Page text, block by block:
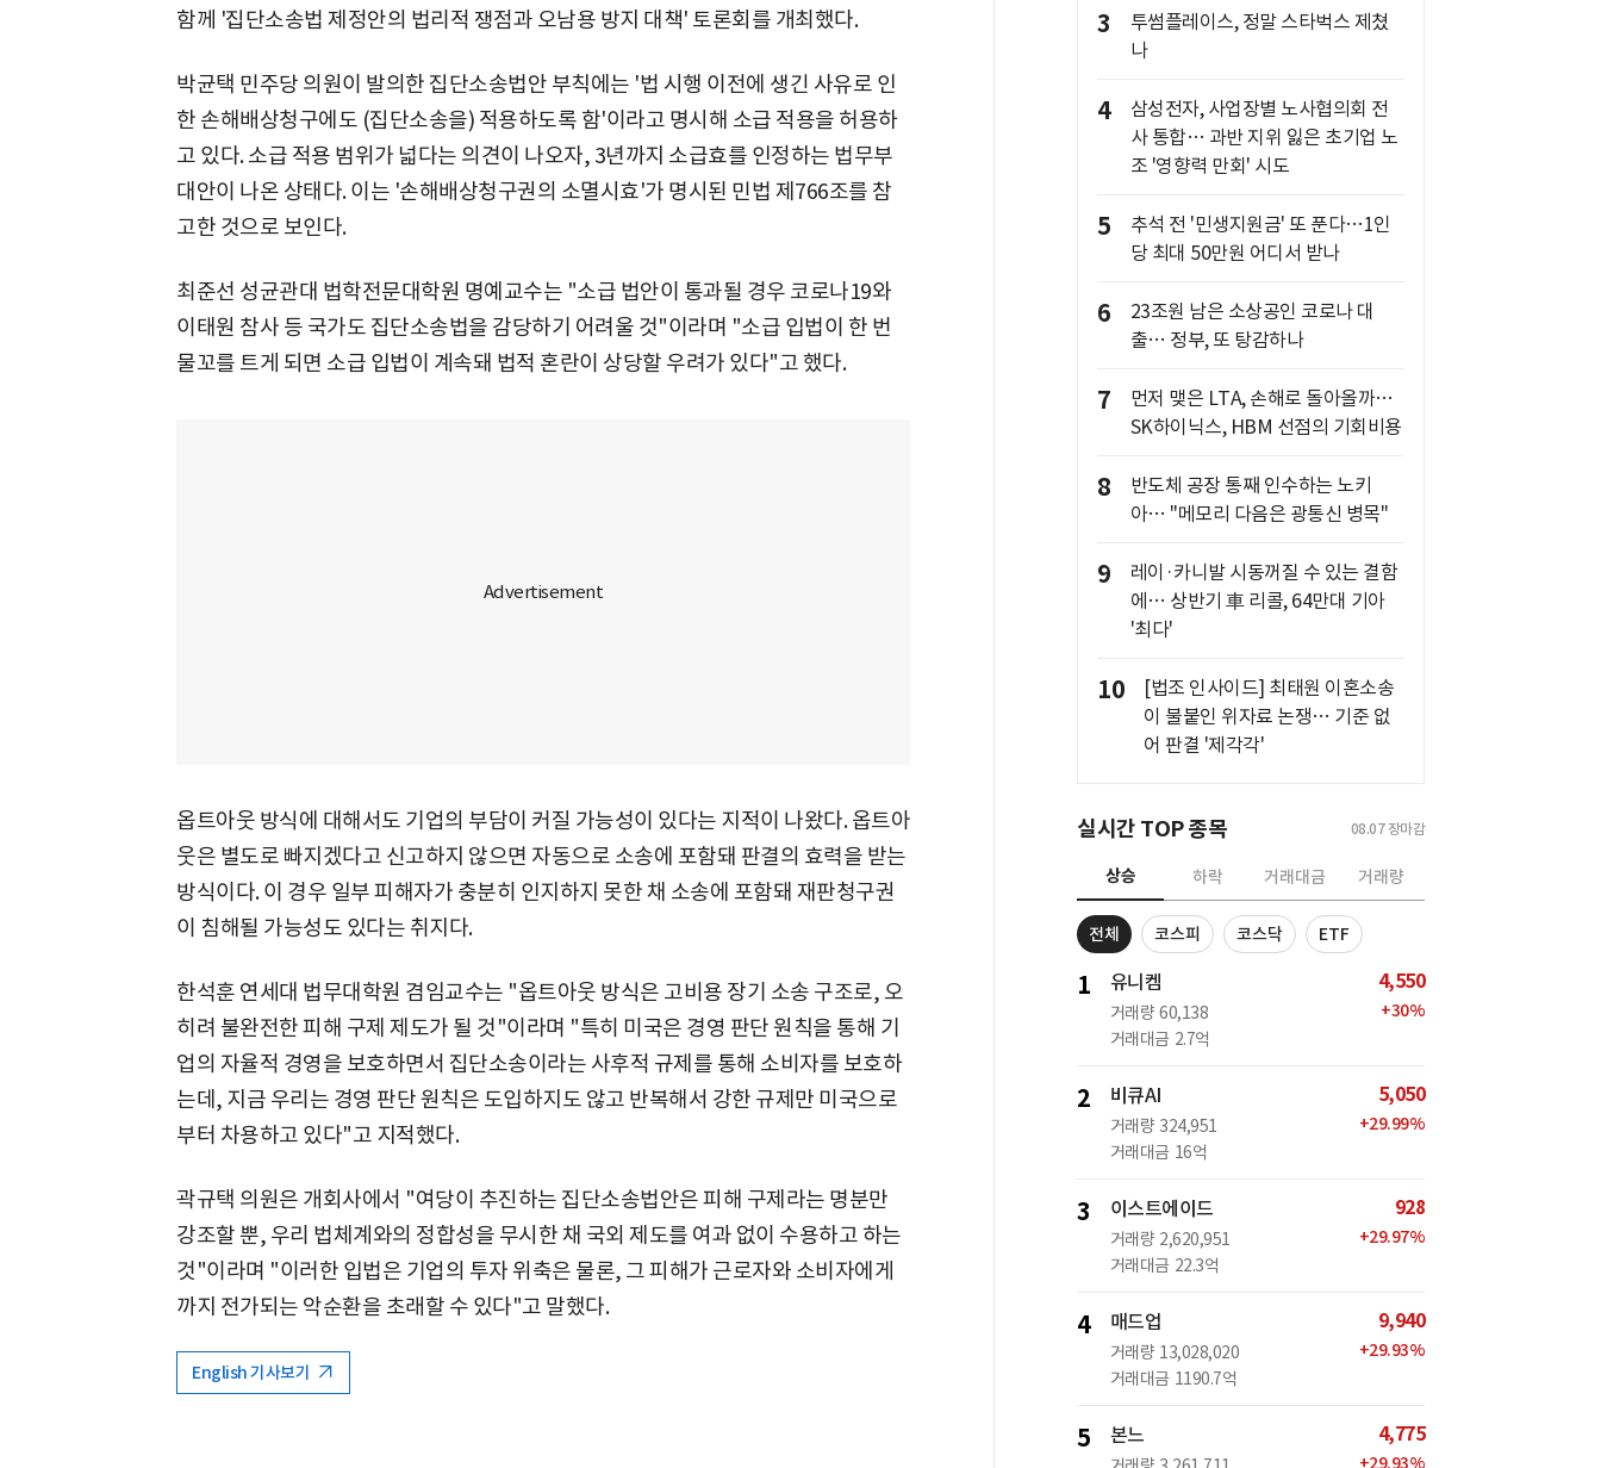
함께 '집단소송법 제정안의 법리적 쟁점과 오남용 방지 대책' 토론회를 개최했다.
박균택 민주당 의원이 발의한 집단소송법안 부칙에는 '법 시행 이전에 생긴 사유로 인
한 손해배상청구에도 (집단소송을) 적용하도록 함'이라고 명시해 소급 적용을 허용하
고 있다. 소급 적용 범위가 넓다는 의견이 나오자, 3년까지 소급효를 인정하는 법무부
대안이 나온 상태다. 이는 '손해배상청구권의 소멸시효'가 명시된 민법 제766조를 참
고한 것으로 보인다.
최준선 성균관대 법학전문대학원 명예교수는 "소급 법안이 통과될 경우 코로나19와
이태원 참사 등 국가도 집단소송법을 감당하기 어려울 것"이라며 "소급 입법이 한 번
물꼬를 트게 되면 소급 입법이 계속돼 법적 혼란이 상당할 우려가 있다"고 했다.
옵트아웃 방식에 대해서도 기업의 부담이 커질 가능성이 있다는 지적이 나왔다. 옵트아
웃은 별도로 빠지겠다고 신고하지 않으면 자동으로 소송에 포함돼 판결의 효력을 받는
방식이다. 이 경우 일부 피해자가 충분히 인지하지 못한 채 소송에 포함돼 재판청구권
이 침해될 가능성도 있다는 취지다.
한석훈 연세대 법무대학원 겸임교수는 "옵트아웃 방식은 고비용 장기 소송 구조로, 오
히려 불완전한 피해 구제 제도가 될 것"이라며 "특히 미국은 경영 판단 원칙을 통해 기
업의 자율적 경영을 보호하면서 집단소송이라는 사후적 규제를 통해 소비자를 보호하
는데, 지금 우리는 경영 판단 원칙은 도입하지도 않고 반복해서 강한 규제만 미국으로
부터 차용하고 있다"고 지적했다.
곽규택 의원은 개회사에서 "여당이 추진하는 집단소송법안은 피해 구제라는 명분만
강조할 뿐, 우리 법체계와의 정합성을 무시한 채 국외 제도를 여과 없이 수용하고 하는
것"이라며 "이러한 입법은 기업의 투자 위축은 물론, 그 피해가 근로자와 소비자에게
까지 전가되는 악순환을 초래할 수 있다"고 말했다.
English 기사보기
3
투썸플레이스, 정말 스타벅스 제쳤
나
4
삼성전자, 사업장별 노사협의회 전
사 통합… 과반 지위 잃은 초기업 노
조 '영향력 만회' 시도
5
추석 전 '민생지원금' 또 푼다…1인
당 최대 50만원 어디서 받나
6
23조원 남은 소상공인 코로나 대
출… 정부, 또 탕감하나
7
먼저 맺은 LTA, 손해로 돌아올까…
SK하이닉스, HBM 선점의 기회비용
8
반도체 공장 통째 인수하는 노키
아… "메모리 다음은 광통신 병목"
9
레이·카니발 시동꺼질 수 있는 결함
에… 상반기 車 리콜, 64만대 기아
'최다'
10
[법조 인사이드] 최태원 이혼소송
이 불붙인 위자료 논쟁… 기준 없
어 판결 '제각각'
실시간 TOP 종목 08.07 장마감
상승 하락 거래대금 거래량
전체 코스피 코스닥 ETF
1 유니켐
거래량 60,138
거래대금 2.7억
4,550
+30%
2 비큐AI
거래량 324,951
거래대금 16억
5,050
+29.99%
3 이스트에이드
거래량 2,620,951
거래대금 22.3억
928
+29.97%
4 매드업
거래량 13,028,020
거래대금 1190.7억
9,940
+29.93%
5 본느 4,775
+29.93%